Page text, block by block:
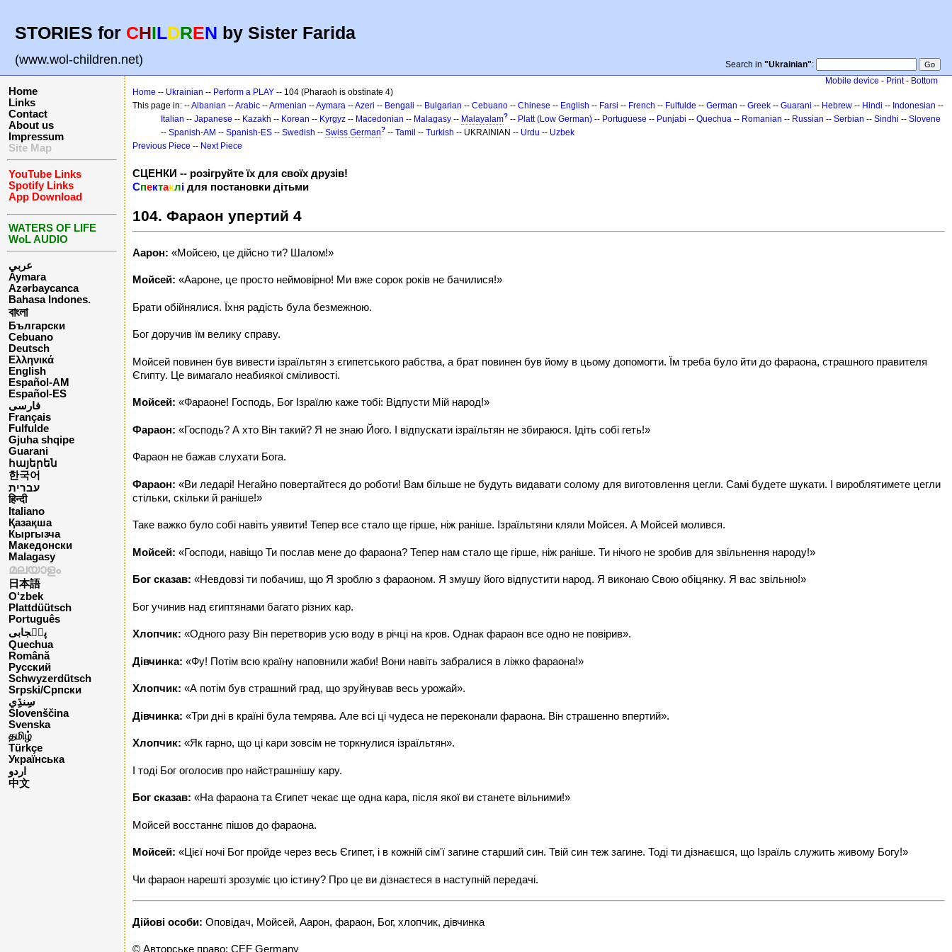
STORIES for CHILDREN by Sister Farida
(www.wol-children.net) Search in "Ukrainian":
Home
Links
Contact
About us
Impressum
Site Map
YouTube Links
Spotify Links
App Download
WATERS OF LIFE
WoL AUDIO
عربي
Aymara
Azərbaycanca
Bahasa Indones.
বাংলা
Български
Cebuano
Deutsch
Ελληνικά
English
Español-AM
Español-ES
فارسی
Français
Fulfulde
Gjuha shqipe
Guarani
հայերեն
한국어
עברית
हिन्दी
Italiano
Қазақша
Кыргызча
Македонски
Malagasy
മലയാളം
日本語
O‘zbek
Plattdüütsch
Português
پن٘جابی
Quechua
Română
Русский
Schwyzerdütsch
Srpski/Српски
Slovenščina
Svenska
தமிழ்
Türkçe
Українська
اردو
中文
Mobile device - Print- Bottom
Home -- Ukrainian -- Perform a PLAY -- 104 (Pharaoh is obstinate 4)
This page in: --Albanian --Arabic --Armenian --Aymara --Azeri -- Bengali -- Bulgarian -- Cebuano -- Chinese -- English -- Farsi -- French -- Fulfulde -- German -- Greek -- Guarani -- Hebrew -- Hindi -- Indonesian --
Italian -- Japanese -- Kazakh -- Korean -- Kyrgyz -- Macedonian -- Malagasy -- Malayalam? -- Platt (Low German) -- Portuguese -- Punjabi -- Quechua -- Romanian -- Russian -- Serbian -- Sindhi -- Slovene
-- Spanish-AM -- Spanish-ES -- Swedish -- Swiss German? -- Tamil -- Turkish -- UKRAINIAN -- Urdu -- Uzbek
Previous Piece -- Next Piece
СЦЕНКИ -- розігруйте їх для своїх друзів!
Спектаклі для постановки дітьми
104. Фараон упертий 4
Аарон: «Мойсею, це дійсно ти? Шалом!»
Мойсей: «Аароне, це просто неймовірно! Ми вже сорок років не бачилися!»
Брати обійнялися. Їхня радість була безмежною.
Бог доручив їм велику справу.
Мойсей повинен був вивести ізраїльтян з єгипетського рабства, а брат повинен був йому в цьому допомогти. Їм треба було йти до фараона, страшного правителя
Єгипту. Це вимагало неабиякої сміливості.
Мойсей: «Фараоне! Господь, Бог Ізраїлю каже тобі: Відпусти Мій народ!»
Фараон: «Господь? А хто Він такий? Я не знаю Його. І відпускати ізраїльтян не збираюся. Ідіть собі геть!»
Фараон не бажав слухати Бога.
Фараон: «Ви ледарі! Негайно повертайтеся до роботи! Вам більше не будуть видавати солому для виготовлення цегли. Самі будете шукати. І вироблятимете цегли
стільки, скільки й раніше!»
Таке важко було собі навіть уявити! Тепер все стало ще гірше, ніж раніше. Ізраїльтяни кляли Мойсея. А Мойсей молився.
Мойсей: «Господи, навіщо Ти послав мене до фараона? Тепер нам стало ще гірше, ніж раніше. Ти нічого не зробив для звільнення народу!»
Бог сказав: «Невдовзі ти побачиш, що Я зроблю з фараоном. Я змушу його відпустити народ. Я виконаю Свою обіцянку. Я вас звільню!»
Бог учинив над єгиптянами багато різних кар.
Хлопчик: «Одного разу Він перетворив усю воду в річці на кров. Однак фараон все одно не повірив».
Дівчинка: «Фу! Потім всю країну наповнили жаби! Вони навіть забралися в ліжко фараона!»
Хлопчик: «А потім був страшний град, що зруйнував весь урожай».
Дівчинка: «Три дні в країні була темрява. Але всі ці чудеса не переконали фараона. Він страшенно впертий».
Хлопчик: «Як гарно, що ці кари зовсім не торкнулися ізраїльтян».
І тоді Бог оголосив про найстрашнішу кару.
Бог сказав: «На фараона та Єгипет чекає ще одна кара, після якої ви станете вільними!»
Мойсей восстаннє пішов до фараона.
Мойсей: «Цієї ночі Бог пройде через весь Єгипет, і в кожній сім'ї загине старший син. Твій син теж загине. Тоді ти дізнаєшся, що Ізраїль служить живому Богу!»
Чи фараон нарешті зрозуміє цю істину? Про це ви дізнаєтеся в наступній передачі.
Дійові особи: Оповідач, Мойсей, Аарон, фараон, Бог, хлопчик, дівчинка
© Авторське право: CEF Germany